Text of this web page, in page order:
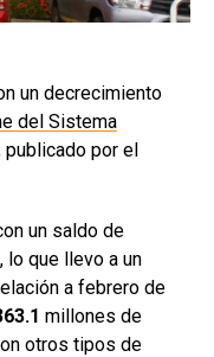
un decrecimiento
del Sistema
publicado por el
un saldo de
que llevo a un
a febrero de
millones de
otros tipos de